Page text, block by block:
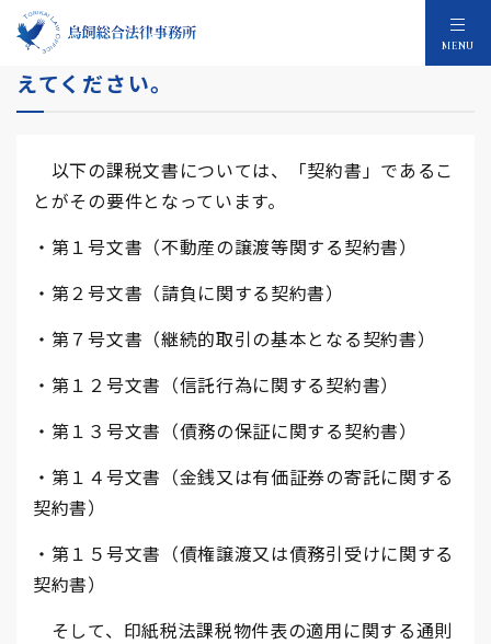
MENU
【印紙税】「契約書」という要件について教
えてください。
以下の課税文書については、「契約書」であるこ
とがその要件となっています。
・第１号文書（不動産の譲渡等関する契約書）
・第２号文書（請負に関する契約書）
・第７号文書（継続的取引の基本となる契約書）
・第１２号文書（信託行為に関する契約書）
・第１３号文書（債務の保証に関する契約書）
・第１４号文書（金銭又は有価証券の寄託に関する
契約書）
・第１５号文書（債権譲渡又は債務引受けに関する
契約書）
そして、印紙税法課税物件表の適用に関する通則